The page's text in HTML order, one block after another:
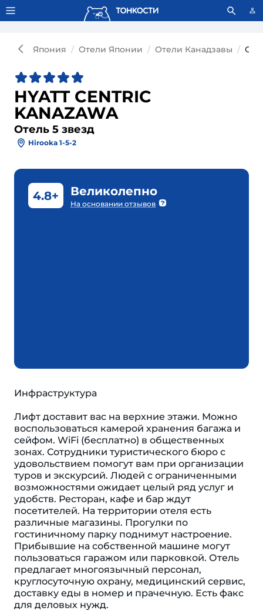
Тонкости используют сookie-файлы. Что это значит?
Япония Отели Японии Отели Канадзавы
HYATT CENTRIC
KANAZAWA
Отель 5 звезд
Hirooka 1-5-2
4.8+ Великолепно
На основании отзывов
Инфраструктура
Лифт доставит вас на верхние этажи. Можно
воспользоваться камерой хранения багажа и
сейфом. WiFi (бесплатно) в общественных
зонах. Сотрудники туристического бюро с
удовольствием помогут вам при организации
туров и экскурсий. Людей с ограниченными
возможностями ожидает целый ряд услуг и
удобств. Ресторан, кафе и бар ждут
посетителей. На территории отеля есть
различные магазины. Прогулки по
гостиничному парку поднимут настроение.
Прибывшие на собственной машине могут
пользоваться гаражом или парковкой. Отель
предлагает многоязычный персонал,
круглосуточную охрану, медицинский сервис,
доставку еды в номер и прачечную. Есть факс
для деловых нужд.